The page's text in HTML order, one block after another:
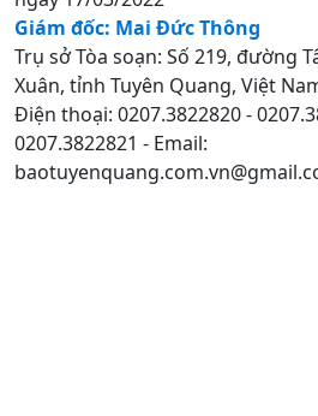
Giám đốc: Mai Đức Thông
Trụ sở Tòa soạn: Số 219, đường
Xuân, tỉnh Tuyên Quang, Việt
Điện thoại: 0207.3822820 -
0207.3822821 - Email: